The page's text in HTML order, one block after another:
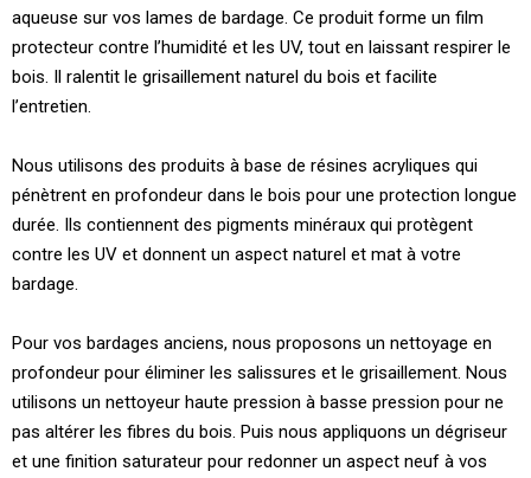
aqueuse sur vos lames de bardage. Ce produit forme un film
protecteur contre l’humidité et les UV, tout en laissant respirer le
bois. Il ralentit le grisaillement naturel du bois et facilite
l’entretien.
Nous utilisons des produits à base de résines acryliques qui
pénètrent en profondeur dans le bois pour une protection longue
durée. Ils contiennent des pigments minéraux qui protègent
contre les UV et donnent un aspect naturel et mat à votre
bardage.
Pour vos bardages anciens, nous proposons un nettoyage en
profondeur pour éliminer les salissures et le grisaillement. Nous
utilisons un nettoyeur haute pression à basse pression pour ne
pas altérer les fibres du bois. Puis nous appliquons un dégriseur
et une finition saturateur pour redonner un aspect neuf à vos